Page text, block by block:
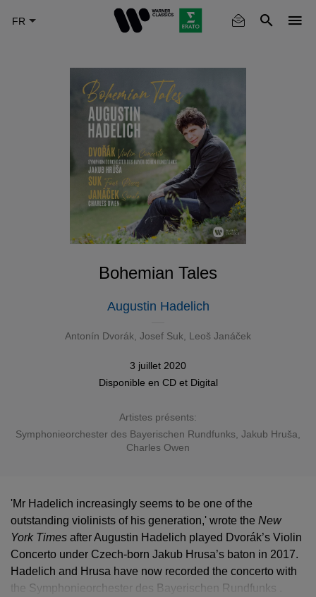
Bohemian Tales
Augustin Hadelich
Antonín Dvorák Josef Suk Leoš Janáček
3 juillet 2020
Disponible en CDet Digital
Artistes présents:
Symphonieorchester des Bayerischen Rundfunks , Jakub Hruša,
Charles Owen
'Mr Hadelich increasingly seems to be one of the
outstanding violinists of his generation,' wrote the New
York Times after Augustin Hadelich played Dvorák’s Violin
Concerto under Czech-born Jakub Hrusa’s baton in 2017.
Hadelich and Hrusa have now recorded the concerto with
the Symphonieorchester des Bayerischen Rundfunks .